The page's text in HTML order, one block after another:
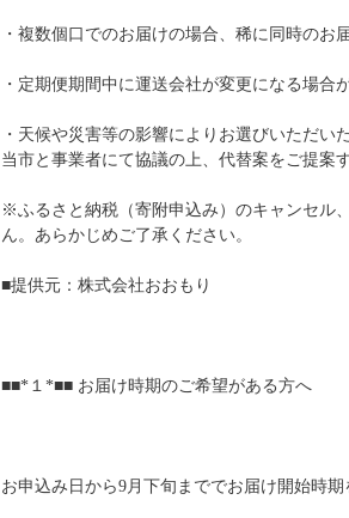
・複数個口でのお届けの場合、稀に同時のお
・定期便期間中に運送会社が変更になる場合
・天候や災害等の影響によりお選びいただい
当市と事業者にて協議の上、代替案をご提案
※ふるさと納税（寄附申込み）のキャンセル
ん。あらかじめご了承ください。
■提供元：株式会社おおもり
■■*１*■■ お届け時期のご希望がある方へ
お申込み日から9月下旬まででお届け開始時期